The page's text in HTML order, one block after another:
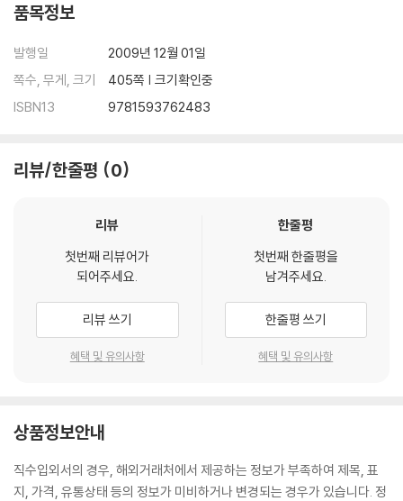
품목정보
발행일
2009년 12월 01일
쪽수, 무게, 크기
405쪽 | 크기확인중
ISBN13
9781593762483
리뷰/한줄평 0
리뷰
첫번째 리뷰어가
되어주세요.
리뷰 쓰기
혜택 및 유의사항
한줄평
첫번째 한줄평을
남겨주세요.
한줄평 쓰기
혜택 및 유의사항
상품정보안내
직수입외서의 경우, 해외거래처에서 제공하는 정보가 부족하여 제목, 표
지, 가격, 유통상태 등의 정보가 미비하거나 변경되는 경우가 있습니다. 정